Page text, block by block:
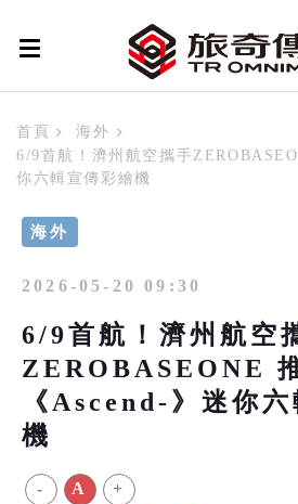
首頁
海外
6/9首航！濟州航空攜手
你六輯宣傳彩繪機
海外
2026-05-20 09:30
6/9首航！濟州航空
ZEROBASEONE
《Ascend-》迷你
機
- A +